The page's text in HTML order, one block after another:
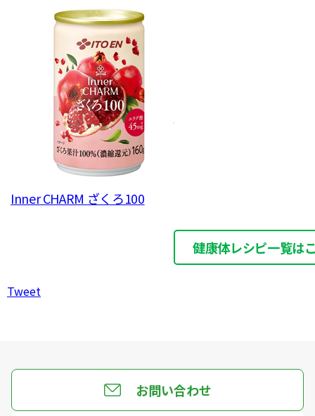
Inner CHARM ざくろ100
健康体レシピ一覧は
Tweet
お問い合わせ